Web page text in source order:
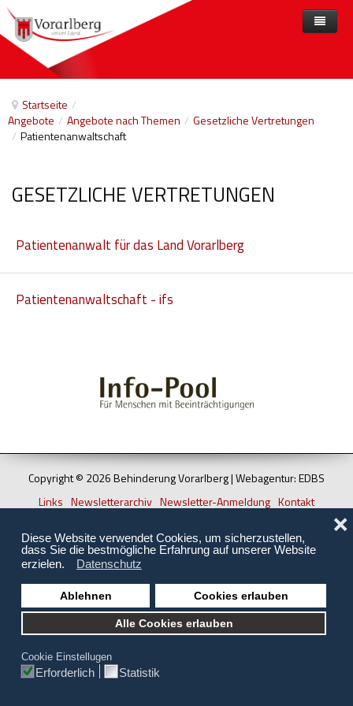
Diese Website verwendet Cookies, um sicherzustellen,
dass Sie die bestmögliche Erfahrung auf unserer Website
erzielen.
Datenschutz
Ablehnen Cookies erlauben
Alle Cookies erlauben
❌
Cookie Einstellugen
Erforderlich Statistik
Startseite /
Angebote / Angebote nach Themen / Gesetzliche Vertretungen
/ Patientenanwaltschaft
GESETZLICHE VERTRETUNGEN
Patientenanwalt für das Land Vorarlberg
Patientenanwaltschaft - ifs
Copyright © 2026 Behinderung Vorarlberg | Webagentur: EDBS
Links Newsletterarchiv Newsletter-Anmeldung Kontakt
Home
Angebote nach Themen
Barrierefreiheit
Freizeit
Hilfsmittel und Heilbehelfe
Kindheit und Jugend
Unterstützung, Beratung, Assistenz
Wohnen
Anbieter
Veranstaltungen